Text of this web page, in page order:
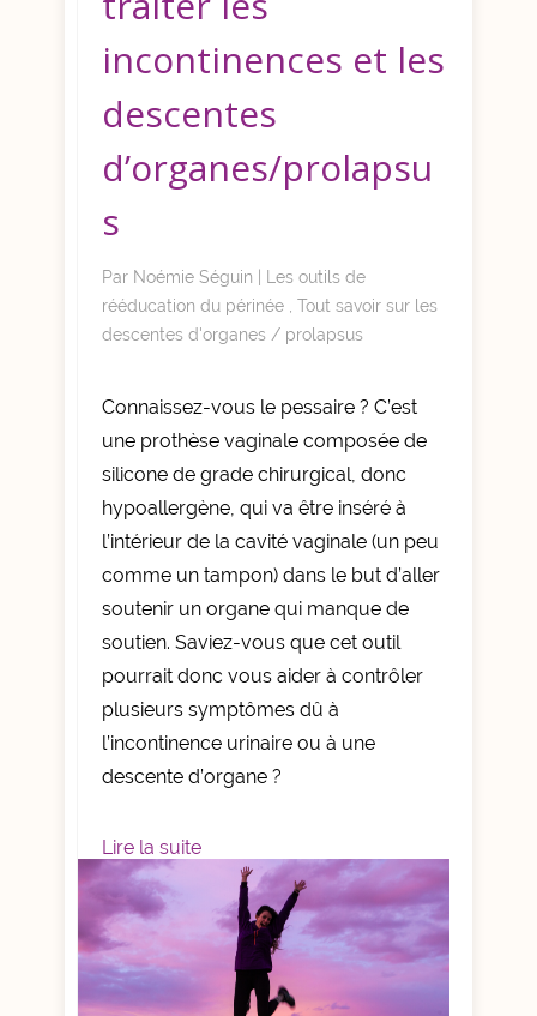
incontinences et les
descentes
d’organes/prolapsu
s
Par Noémie Séguin | Les outils de
rééducation du périnée
Tout savoir sur les
descentes d'organes / prolapsus
Connaissez-vous le pessaire ? C’est
une prothèse vaginale composée de
silicone de grade chirurgical, donc
hypoallergène, qui va être inséré à
l’intérieur de la cavité vaginale (un peu
comme un tampon) dans le but d’aller
soutenir un organe qui manque de
soutien. Saviez-vous que cet outil
pourrait donc vous aider à contrôler
plusieurs symptômes dû à
l’incontinence urinaire ou à une
descente d’organe ?
Lire la suite